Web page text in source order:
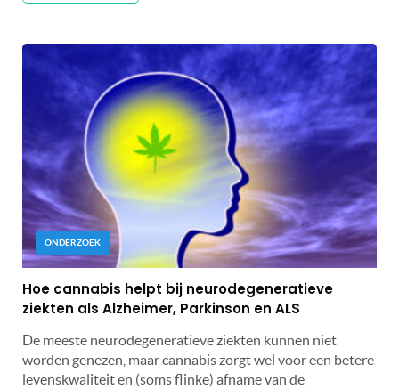
ONDERZOEK
Hoe cannabis helpt bij neurodegeneratieve
ziekten als Alzheimer, Parkinson en ALS
De meeste neurodegeneratieve ziekten kunnen niet
worden genezen, maar cannabis zorgt wel voor een betere
levenskwaliteit en (soms flinke) afname van de